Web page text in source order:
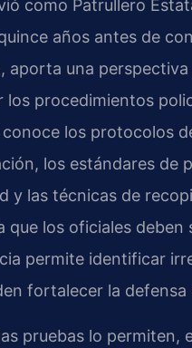
como Patrullero
años antes de
aporta una perspectiva
los procedimientos
los protocolos
los estándares de
y las técnicas de
que los oficiales deben
permite identificar
fortalecer la defensa
pruebas lo permiten,